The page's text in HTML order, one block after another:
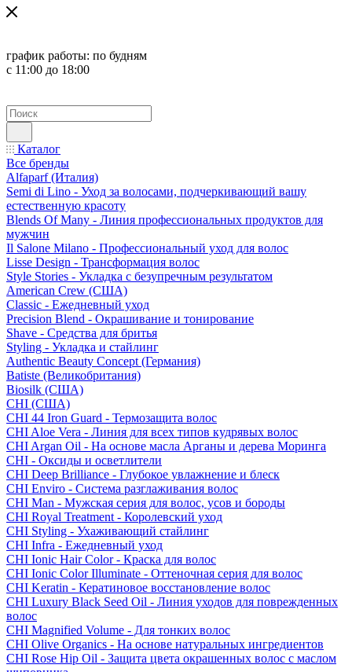
график работы: по будням
с 11:00 до 18:00
Каталог
Все бренды
Alfaparf (Италия)
Semi di Lino - Уход за волосами, подчеркивающий вашу
естественную красоту
Blends Of Many - Линия профессиональных продуктов для
мужчин
Il Salone Milano - Профессиональный уход для волос
Lisse Design - Трансформация волос
Style Stories - Укладка с безупречным результатом
American Crew (США)
Classic - Ежедневный уход
Precision Blend - Окрашивание и тонирование
Shave - Средства для бритья
Styling - Укладка и стайлинг
Authentic Beauty Concept (Германия)
Batiste (Великобритания)
Biosilk (США)
CHI (США)
CHI 44 Iron Guard - Термозащита волос
CHI Aloe Vera - Линия для всех типов кудрявых волос
CHI Argan Oil - На основе масла Арганы и дерева Моринга
CHI - Оксиды и осветлители
CHI Deep Brilliance - Глубокое увлажнение и блеск
CHI Enviro - Система разглаживания волос
CHI Man - Мужская серия для волос, усов и бороды
CHI Royal Treatment - Королевский уход
CHI Styling - Ухаживающий стайлинг
CHI Infra - Ежедневный уход
CHI Ionic Hair Color - Краска для волос
CHI Ionic Color Illuminate - Оттеночная серия для волос
CHI Keratin - Кератиновое восстановление волос
CHI Luxury Black Seed Oil - Линия уходов для поврежденных
волос
CHI Magnified Volume - Для тонких волос
CHI Olive Organics - На основе натуральных ингредиентов
CHI Rose Hip Oil - Защита цвета окрашенных волос с маслом